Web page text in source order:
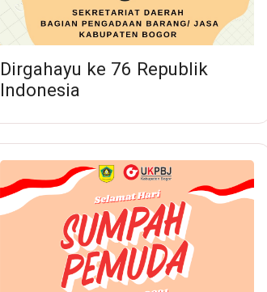
Dirgahayu ke 76 Republik
Indonesia